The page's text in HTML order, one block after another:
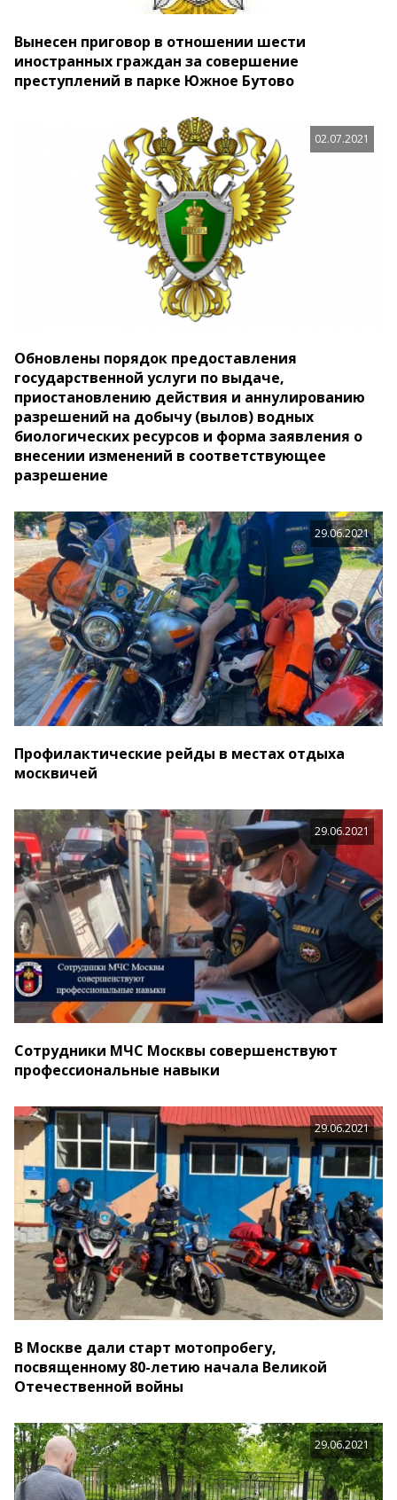
Вынесен приговор в отношении шести
иностранных граждан за совершение
преступлений в парке Южное Бутово
02.07.2021
Обновлены порядок предоставления
государственной услуги по выдаче,
приостановлению действия и аннулированию
разрешений на добычу (вылов) водных
биологических ресурсов и форма заявления о
внесении изменений в соответствующее
разрешение
29.06.2021
Профилактические рейды в местах отдыха
москвичей
29.06.2021
Сотрудники МЧС Москвы совершенствуют
профессиональные навыки
29.06.2021
В Москве дали старт мотопробегу,
посвященному 80-летию начала Великой
Отечественной войны
29.06.2021